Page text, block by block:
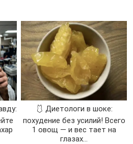
🩱 Диетологи в шоке:
похудение без усилий! Всего
1 овощ — и вес тает на
глазах…